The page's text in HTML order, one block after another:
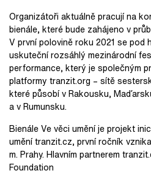
Organizátoři aktuálně pracují na
bienále, které bude zahájeno v
V první polovině roku 2021 se pod
uskuteční rozsáhlý mezinárodní
performance, který je společným
platformy tranzit.org – sítě
které působí v Rakousku,
a v Rumunsku.
Bienále Ve věci umění je projekt
umění tranzit.cz, první ročník
m. Prahy. Hlavním partnerem
Foundation